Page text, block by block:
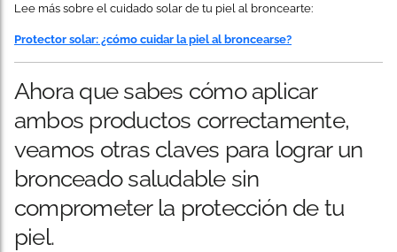
Lee más sobre el cuidado solar de tu piel al broncearte:
Protector solar: ¿cómo cuidar la piel al broncearse?
Ahora que sabes cómo aplicar
ambos productos correctamente,
veamos otras claves para lograr un
bronceado saludable sin
comprometer la protección de tu
piel.